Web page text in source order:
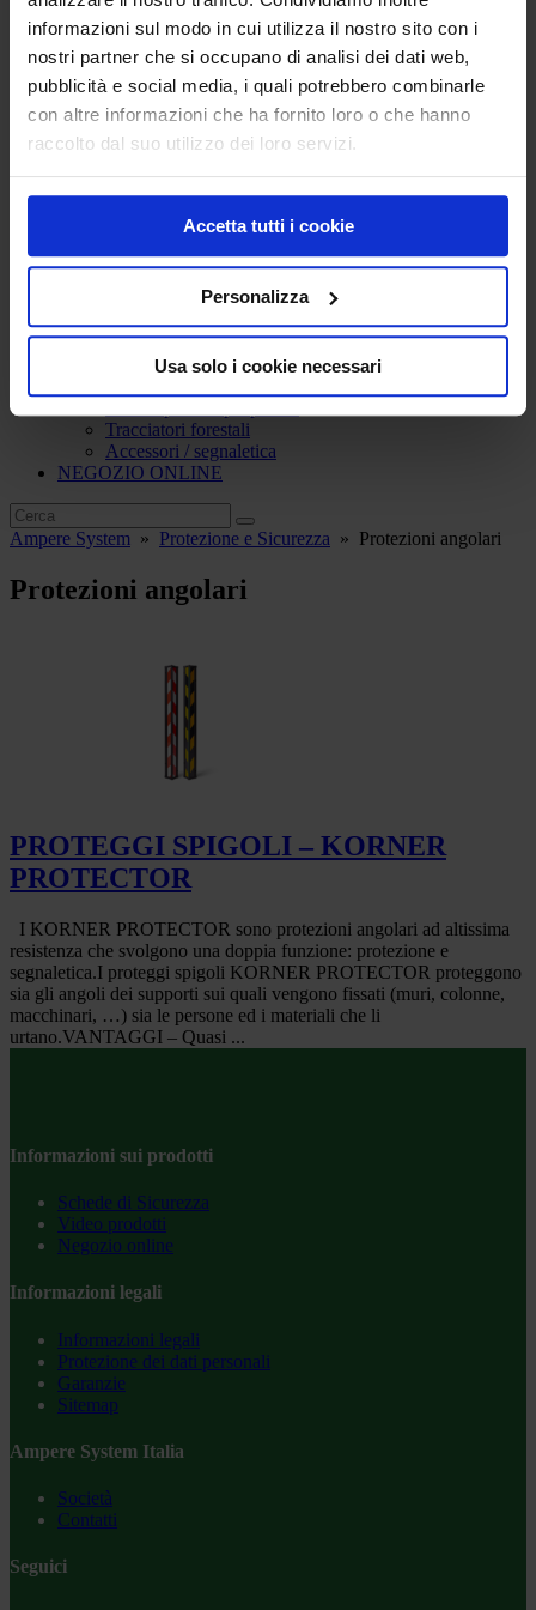
informazioni sul modo in cui utilizza il nostro sito con i
nostri partner che si occupano di analisi dei dati web,
pubblicità e social media, i quali potrebbero combinarle
con altre informazioni che ha fornito loro o che hanno
raccolto dal suo utilizzo dei loro servizi.
Accetta tutti i cookie
Personalizza
Usa solo i cookie necessari
Protezione dei metalli
Grassi, lubrificanti e sgrassatori
Detergenti
Sigillanti
Vernici spray RAL
Sverniciatori
Protezione e Sicurezza
Proteggi scaffalature
Barriere paraurti
Barriere pedonali
Proteggi colonna
Protezioni angolari
Profili flessibili di protezione
Segnaletica forestale ed eventi sportivi
Tracciatori forestali
Accessori / segnaletica
NEGOZIO ONLINE
Ampere System » Protezione e Sicurezza » Protezioni angolari
Protezioni angolari
PROTEGGI SPIGOLI – KORNER
PROTECTOR
I KORNER PROTECTOR sono protezioni angolari ad altissima
resistenza che svolgono una doppia funzione: protezione e
segnaletica.I proteggi spigoli KORNER PROTECTOR proteggono
sia gli angoli dei supporti sui quali vengono fissati (muri, colonne,
macchinari, …) sia le persone ed i materiali che li
urtano.VANTAGGI – Quasi ...
Informazioni sui prodotti
Schede di Sicurezza
Video prodotti
Negozio online
Informazioni legali
Informazioni legali
Protezione dei dati personali
Garanzie
Sitemap
Ampere System Italia
Società
Contatti
Seguici